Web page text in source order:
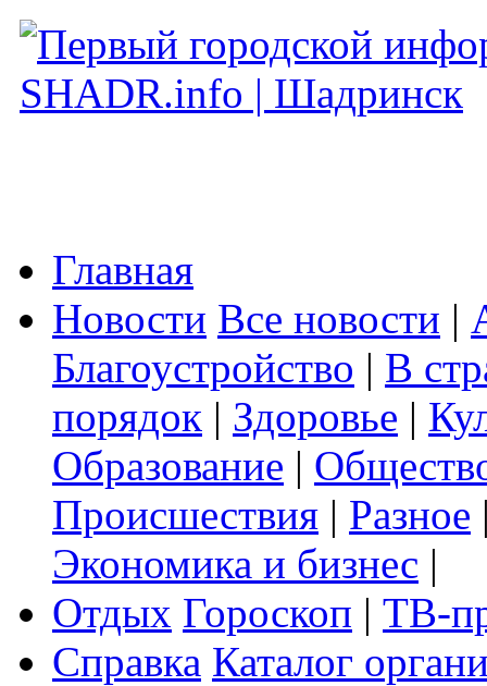
Главная
Новости Все новости |
Благоустройство | В
порядок | Здоровье |
Образование |
Происшествия | Разное
Экономика и бизнес |
Отдых Гороскоп | ТВ-
Справка Каталог